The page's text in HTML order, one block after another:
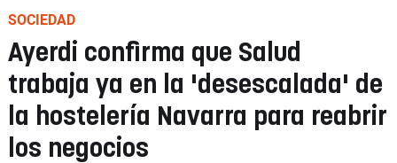
SOCIEDAD
Ayerdi confirma que Salud
trabaja ya en la 'desescalada' de
la hostelería Navarra para reabrir
los negocios